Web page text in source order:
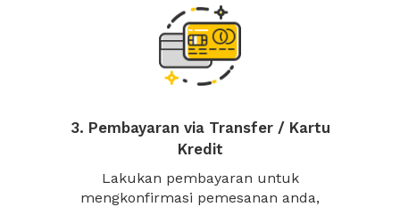
3. Pembayaran via Transfer / Kartu
Kredit
Lakukan pembayaran untuk
mengkonfirmasi pemesanan anda,